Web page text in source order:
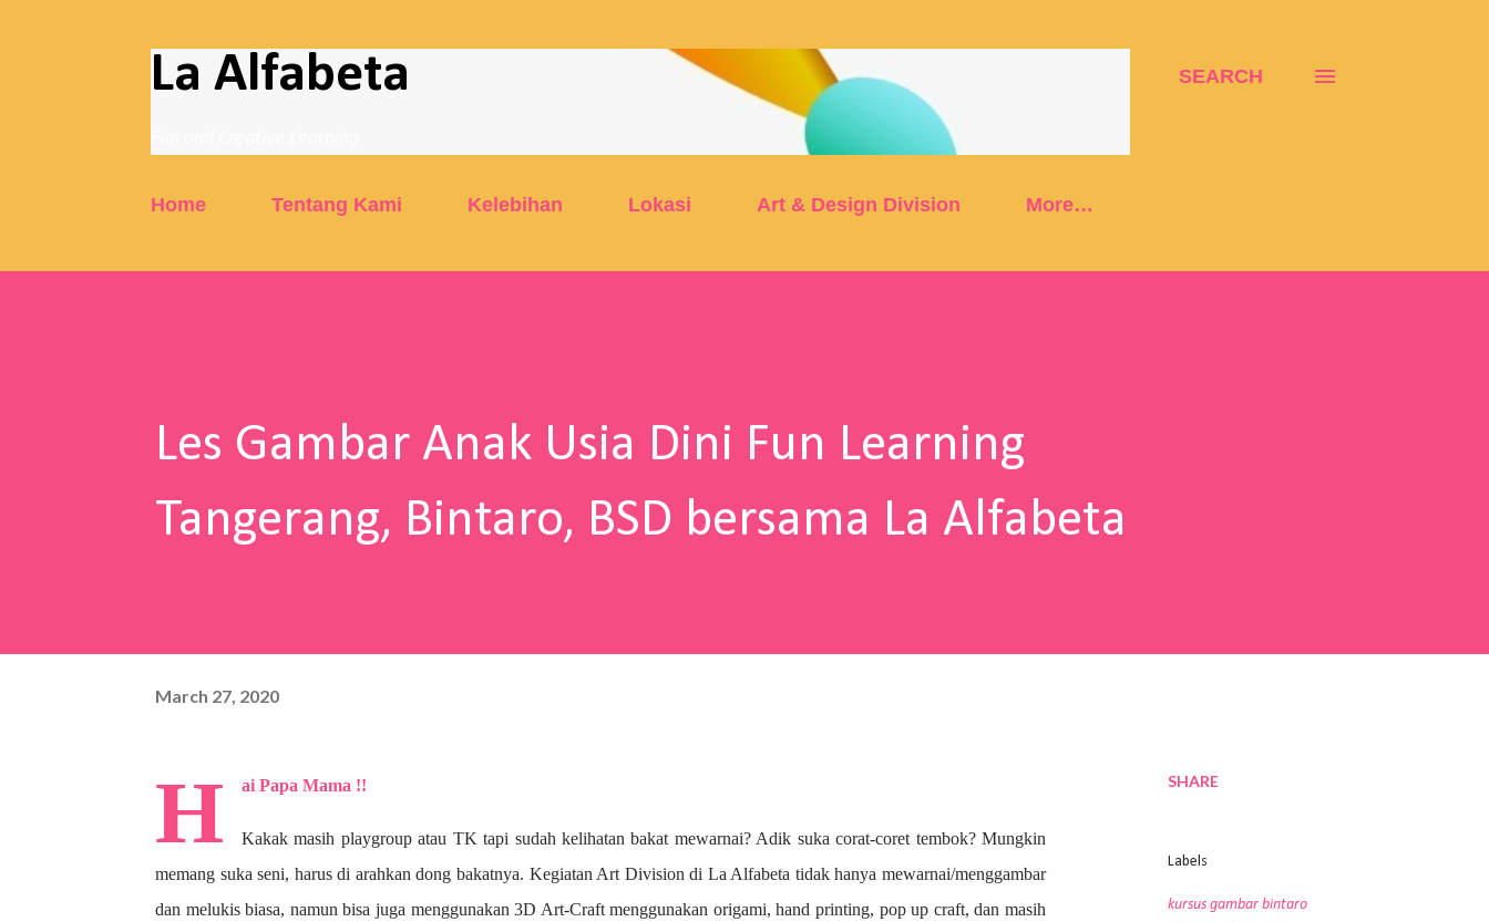
La Alfabeta SEARCH
Home Tentang Kami Kelebihan Lokasi Art & Design Division More…
Les Gambar Anak Usia Dini Fun Learning
Tangerang, Bintaro, BSD bersama La Alfabeta
March 27, 2020
H ai Papa Mama !!
Kakak masih playgroup atau TK tapi sudah kelihatan bakat mewarnai? Adik suka corat-coret tembok? Mungkin
memang suka seni, harus di arahkan dong bakatnya. Kegiatan Art Division di La Alfabeta tidak hanya mewarnai/menggambar
dan melukis biasa, namun bisa juga menggunakan 3D Art-Craft menggunakan origami, hand printing, pop up craft, dan masih
SHARE
Labels
kursus gambar bintaro